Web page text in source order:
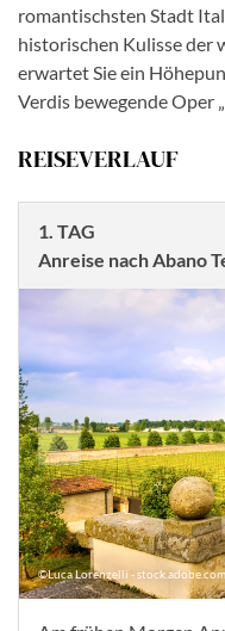
romantischsten Stadt
historischen Kulisse der
erwartet Sie ein
Verdis bewegende Oper
REISEVERLAUF
1. TAG
Anreise nach Abano
©Luca Lorenzelli - stock.adobe.com